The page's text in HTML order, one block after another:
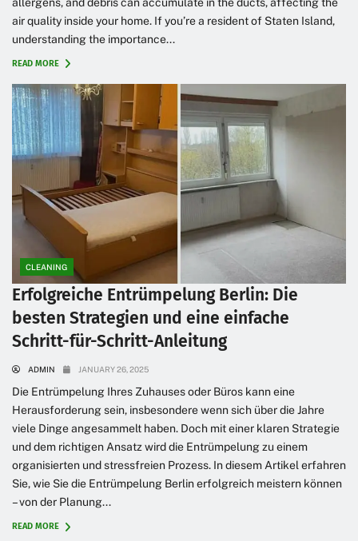
air quality inside your home. If you’re a resident of Staten Island,
understanding the importance...
READ MORE
CLEANING
Erfolgreiche Entrümpelung Berlin: Die
besten Strategien und eine einfache
Schritt-für-Schritt-Anleitung
ADMIN JANUARY 26, 2025
Die Entrümpelung Ihres Zuhauses oder Büros kann eine
Herausforderung sein, insbesondere wenn sich über die Jahre
viele Dinge angesammelt haben. Doch mit einer klaren Strategie
und dem richtigen Ansatz wird die Entrümpelung zu einem
organisierten und stressfreien Prozess. In diesem Artikel erfahren
Sie, wie Sie die Entrümpelung Berlin erfolgreich meistern können
– von der Planung...
READ MORE